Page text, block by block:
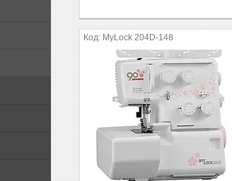
MyLock 204D-148